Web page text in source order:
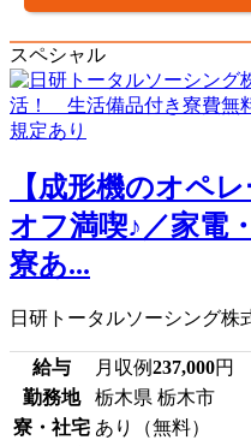
スペシャル
【成形機のオペ
オフ満喫♪／家電
寮あ...
日研トータルソーシング株
給与 月収例237,000円
勤務地
栃木県 栃木市
寮・社宅 あり（無料）